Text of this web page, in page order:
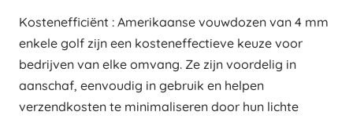
Kostenefficiënt : Amerikaanse vouwdozen van 4 mm
enkele golf zijn een kosteneffectieve keuze voor
bedrijven van elke omvang. Ze zijn voordelig in
aanschaf, eenvoudig in gebruik en helpen
verzendkosten te minimaliseren door hun lichte